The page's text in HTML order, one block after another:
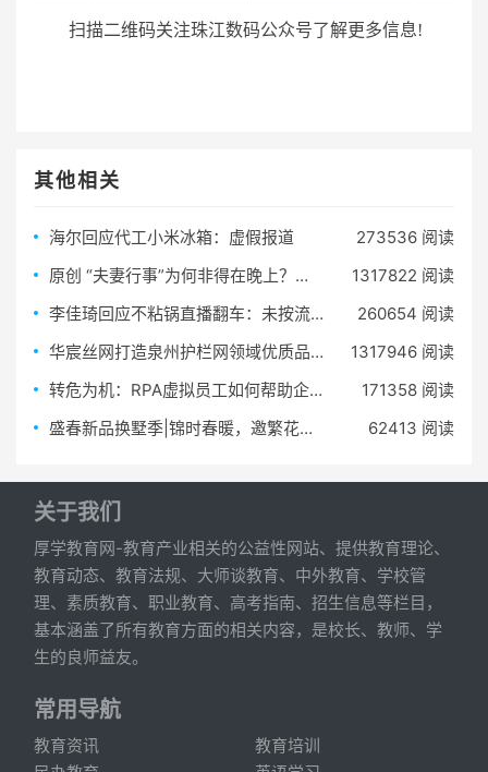
扫描二维码关注珠江数码公众号了解更多信息!
其他相关
海尔回应代工小米冰箱：虚假报道
273536 阅读
原创 “夫妻行事”为何非得在晚上？提醒：这4个黄金时间也是极好的
1317822 阅读
李佳琦回应不粘锅直播翻车：未按流程操作
260654 阅读
华宸丝网打造泉州护栏网领域优质品牌
1317946 阅读
转危为机：RPA虚拟员工如何帮助企业夺回失去的一个月？
171358 阅读
盛春新品换墅季|锦时春暖，邀繁花入院
62413 阅读
关于我们
厚学教育网-教育产业相关的公益性网站、提供教育理论、
教育动态、教育法规、大师谈教育、中外教育、学校管
理、素质教育、职业教育、高考指南、招生信息等栏目，
基本涵盖了所有教育方面的相关内容，是校长、教师、学
生的良师益友。
常用导航
教育资讯
教育培训